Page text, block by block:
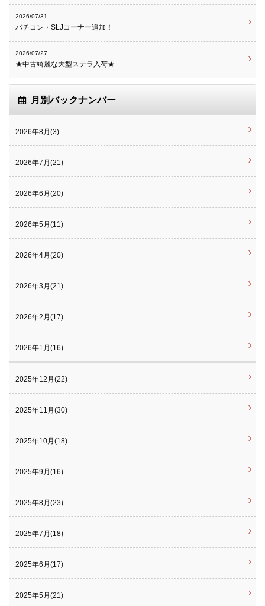
2026/07/31
バチコン・SLJコーナー追加！
2026/07/27
★中古綺麗な大型ステラ入荷★
月別バックナンバー
2026年8月(3)
2026年7月(21)
2026年6月(20)
2026年5月(11)
2026年4月(20)
2026年3月(21)
2026年2月(17)
2026年1月(16)
2025年12月(22)
2025年11月(30)
2025年10月(18)
2025年9月(16)
2025年8月(23)
2025年7月(18)
2025年6月(17)
2025年5月(21)